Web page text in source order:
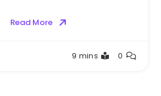
Read More
9 mins 0